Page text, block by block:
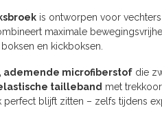
is ontworpen voor
maximale
en kickboksen.
ademende microfiberstof die
tailleband met
blijft zitten – zelfs tijdens